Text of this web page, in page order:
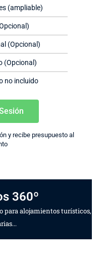
(ampliable)
(Opcional)
(Opcional)
no incluido
y recibe presupuesto al
360º
para alojamientos turísticos,